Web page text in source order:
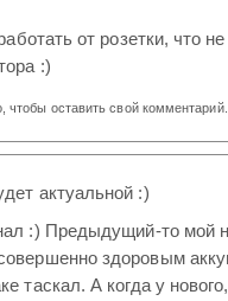
от розетки, что
:)
чтобы оставить свой комментарий.
актуальной :)
:) Предыдущий-то мой
здоровым
таскал. А когда у